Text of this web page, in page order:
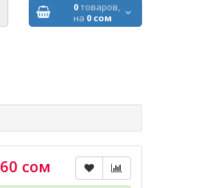
0товаров,
на 0 сом
сом